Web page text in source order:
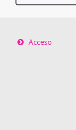
Acceso